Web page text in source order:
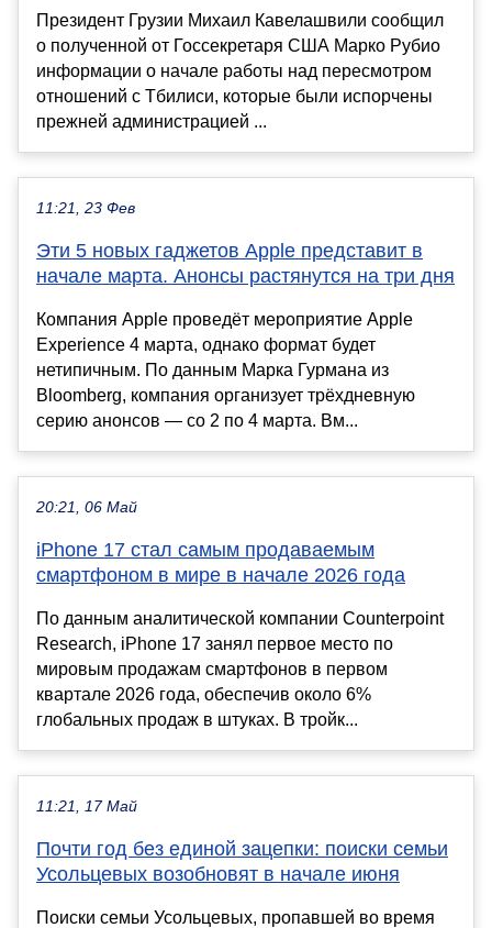
Президент Грузии Михаил Кавелашвили сообщил
о полученной от Госсекретаря США Марко Рубио
информации о начале работы над пересмотром
отношений с Тбилиси, которые были испорчены
прежней администрацией ...
11:21, 23 Фев
Эти 5 новых гаджетов Apple представит в
начале марта. Анонсы растянутся на три дня
Компания Apple проведёт мероприятие Apple
Experience 4 марта, однако формат будет
нетипичным. По данным Марка Гурмана из
Bloomberg, компания организует трёхдневную
серию анонсов — со 2 по 4 марта. Вм...
20:21, 06 Май
iPhone 17 стал самым продаваемым
смартфоном в мире в начале 2026 года
По данным аналитической компании Counterpoint
Research, iPhone 17 занял первое место по
мировым продажам смартфонов в первом
квартале 2026 года, обеспечив около 6%
глобальных продаж в штуках. В тройк...
11:21, 17 Май
Почти год без единой зацепки: поиски семьи
Усольцевых возобновят в начале июня
Поиски семьи Усольцевых, пропавшей во время